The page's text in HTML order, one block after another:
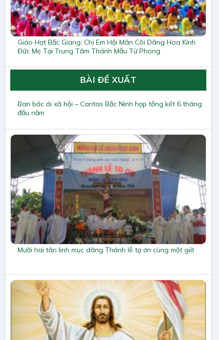
Giáo Hạt Bắc Giang: Chị Em Hội Mân Côi Dâng Hoa Kính
Đức Mẹ Tại Trung Tâm Thánh Mẫu Từ Phong
BÀI ĐỀ XUẤT
Ban bác ái xã hội – Caritas Bắc Ninh họp tổng kết 6 tháng
đầu năm
Mười hai tân linh mục dâng Thánh lễ tạ ơn cùng một giờ